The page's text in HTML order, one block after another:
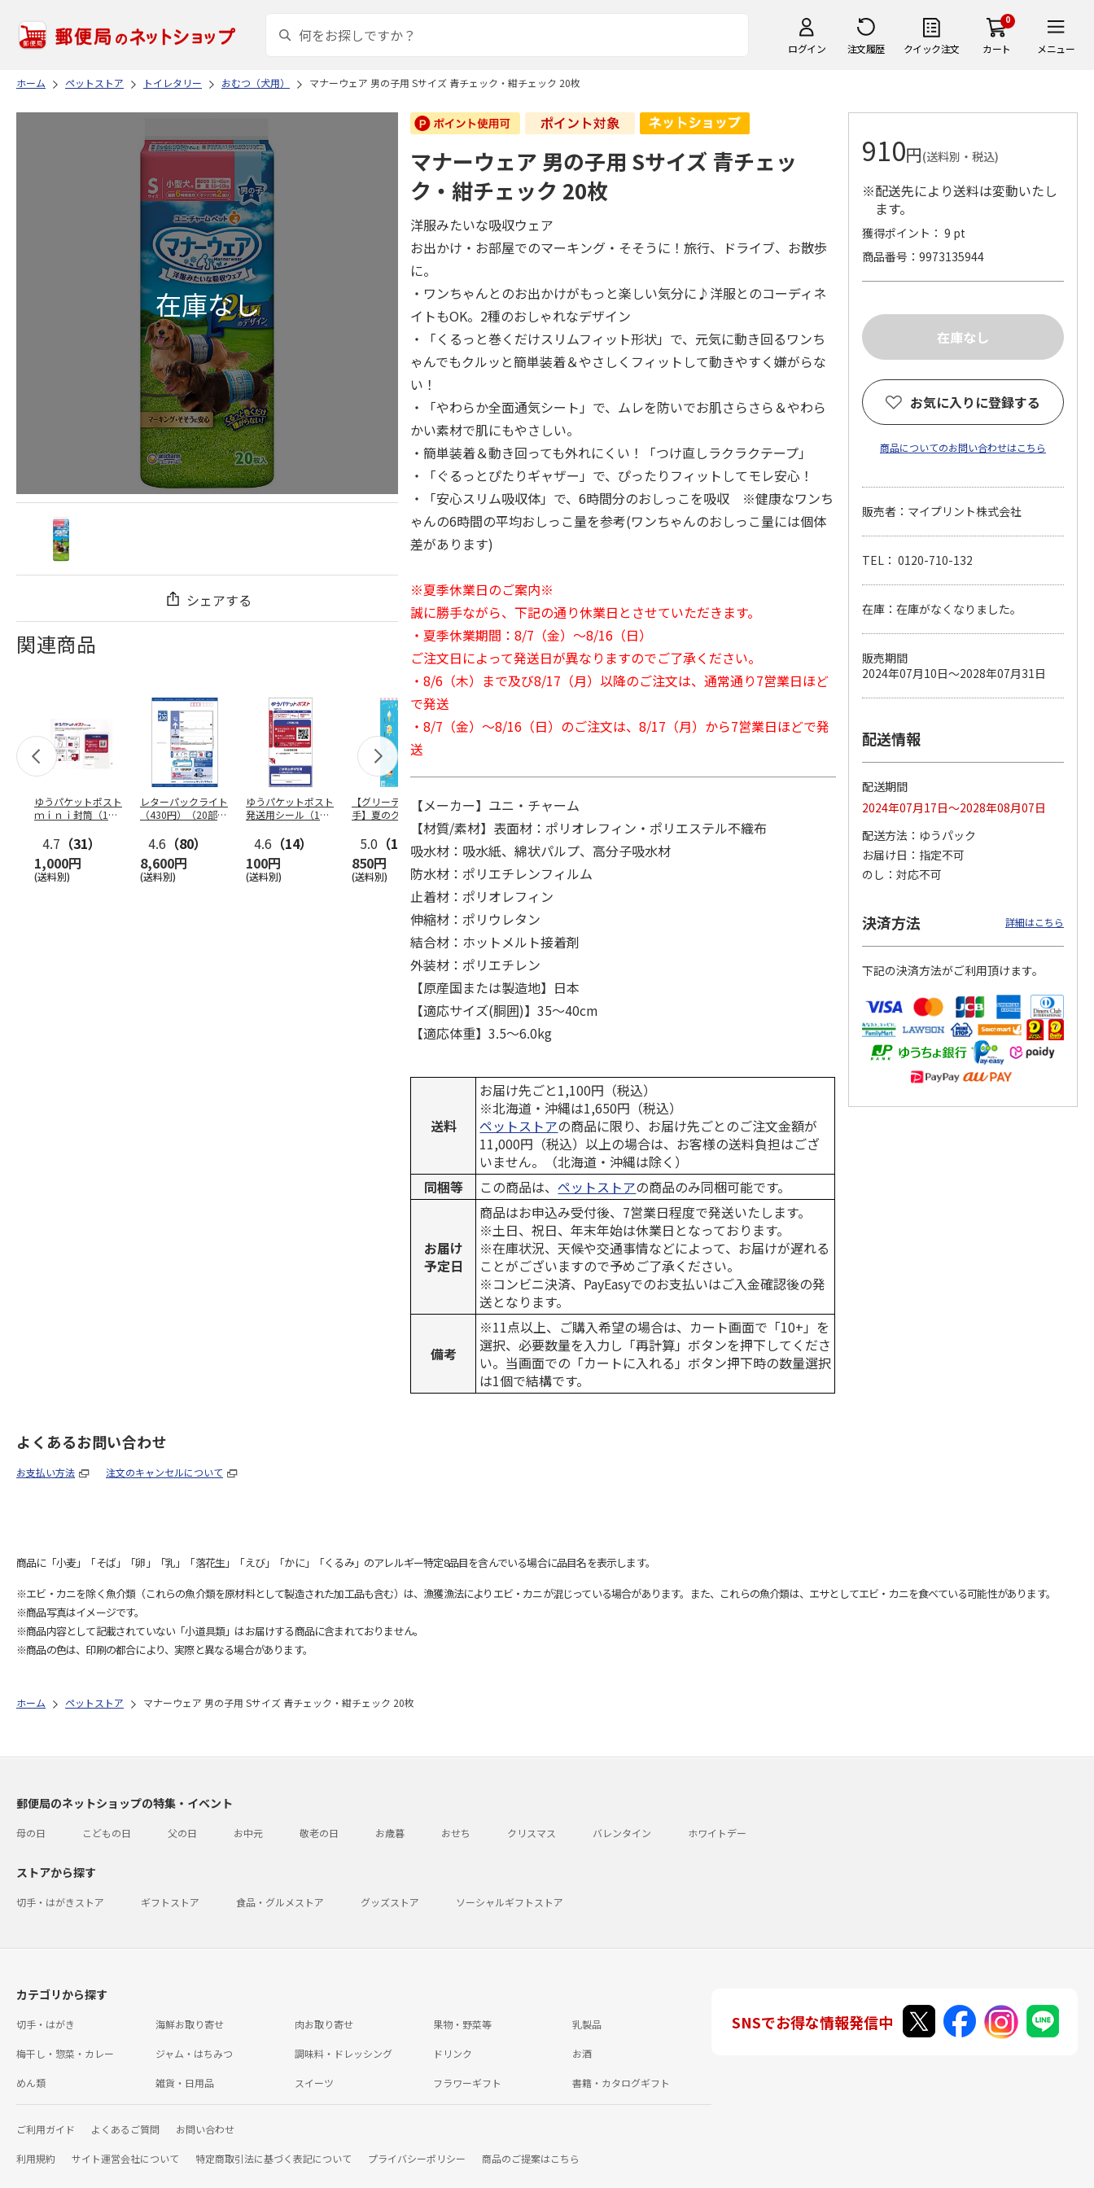
ログイン 注文履歴 クイック注文
0
カート メニュー
ホーム ペットストア トイレタリー おむつ（犬用） マナーウェア 男の子用 Sサイズ 青チェック・紺チェック 20枚
シェアする
関連商品
ゆうパケットポスト
ｍｉｎｉ封筒（1個
4.7 （31）
1,000円
(送料別)
レターパックライト
（430円）（20部セ
4.6 （80）
8,600円
(送料別)
ゆうパケットポスト
発送用シール（1個
4.6 （14）
100円
(送料別)
【グリーティング切
手】夏のグリーティ
5.0 （10）
850円
(送料別)
【グリーティング切
手】夏のグリーティ
ング（110円）
5.0（17）
1,100円
(送料別)
レターパックプラス
（600円）（20部セ
ット）
4.8
（24）
12,000円
(送料別)
【グリーティング切
手】グリーティング
（シンプル）（110
円…
4.8 （11）
5,500円
(送料別)
【のり式】110円普
通切手・千鳥（1シ
マナーウェア 男の子用 Sサイズ 青チェッ
ク・紺チェック 20枚
洋服みたいな吸収ウェア
お出かけ・お部屋でのマーキング・そそうに！旅行、ドライブ、お散歩
に。
・ワンちゃんとのお出かけがもっと楽しい気分に♪洋服とのコーディネ
イトもOK。2種のおしゃれなデザイン
・「くるっと巻くだけスリムフィット形状」で、元気に動き回るワンち
ゃんでもクルッと簡単装着＆やさしくフィットして動きやすく嫌がらな
い！
・「やわらか全面通気シート」で、ムレを防いでお肌さらさら＆やわら
かい素材で肌にもやさしい。
・簡単装着＆動き回っても外れにくい！「つけ直しラクラクテープ」
・「ぐるっとぴたりギャザー」で、ぴったりフィットしてモレ安心！
・「安心スリム吸収体」で、6時間分のおしっこを吸収 ※健康なワンち
ゃんの6時間の平均おしっこ量を参考(ワンちゃんのおしっこ量には個体
差があります)
※夏季休業日のご案内※
誠に勝手ながら、下記の通り休業日とさせていただきます。
・夏季休業期間：8/7（金）～8/16（日）
ご注文日によって発送日が異なりますのでご了承ください。
・8/6（木）まで及び8/17（月）以降のご注文は、通常通り7営業日ほど
で発送
・8/7（金）～8/16（日）のご注文は、8/17（月）から7営業日ほどで発
送
【メーカー】ユニ・チャーム
【材質/素材】表面材：ポリオレフィン・ポリエステル不織布
吸水材：吸水紙、綿状パルプ、高分子吸水材
防水材：ポリエチレンフィルム
止着材：ポリオレフィン
伸縮材：ポリウレタン
結合材：ホットメルト接着剤
外装材：ポリエチレン
【原産国または製造地】日本
【適応サイズ(胴囲)】35～40cm
【適応体重】3.5～6.0kg
送料
お届け先ごと1,100円（税込）
※北海道・沖縄は1,650円（税込）
ペットストアの商品に限り、お届け先ごとのご注文金額が
11,000円（税込）以上の場合は、お客様の送料負担はござ
いません。（北海道・沖縄は除く）
同梱等
この商品は、ペットストアの商品のみ同梱可能です。
お届け
予定日
商品はお申込み受付後、7営業日程度で発送いたします。
※土日、祝日、年末年始は休業日となっております。
※在庫状況、天候や交通事情などによって、お届けが遅れる
ことがございますので予めご了承ください。
※コンビニ決済、PayEasyでのお支払いはご入金確認後の発
送となります。
備考
※11点以上、ご購入希望の場合は、カート画面で「10+」を
選択、必要数量を入力し「再計算」ボタンを押下してくださ
い。当画面での「カートに入れる」ボタン押下時の数量選択
は1個で結構です。
910円(送料別・税込)
※配送先により送料は変動いたし
ます。
獲得ポイント： 9 pt
商品番号
9973135944
お気に入りに登録する
商品についてのお問い合わせはこちら
販売者：マイプリント株式会社
TEL： 0120-710-132
在庫：在庫がなくなりました。
販売期間
2024年07月10日～2028年07月31日
配送情報
配送期間
2024年07月17日～2028年08月07日
配送方法
ゆうパック
お届け日
指定不可
のし
対応不可
決済方法 詳細はこちら
下記の決済方法がご利用頂けます。
よくあるお問い合わせ
お支払い方法 注文のキャンセルについて
商品に「小麦」「そば」「卵」「乳」「落花生」「えび」「かに」「くるみ」のアレルギー特定8品目を含んでいる場合に品目名を表示します。
※エビ・カニを除く魚介類（これらの魚介類を原材料として製造された加工品も含む）は、漁獲漁法によりエビ・カニが混じっている場合があります。また、これらの魚介類は、エサとしてエビ・カニを食べている可能性があります。
※商品写真はイメージです。
※商品内容として記載されていない「小道具類」はお届けする商品に含まれておりません。
※商品の色は、印刷の都合により、実際と異なる場合があります。
ホーム ペットストア マナーウェア 男の子用 Sサイズ 青チェック・紺チェック 20枚
郵便局のネットショップの特集・イベント
母の日 こどもの日 父の日 お中元 敬老の日 お歳暮 おせち クリスマス バレンタイン ホワイトデー
ストアから探す
切手・はがきストア ギフトストア 食品・グルメストア グッズストア ソーシャルギフトストア
カテゴリから探す
切手・はがき 海鮮お取り寄せ 肉お取り寄せ 果物・野菜等 乳製品
梅干し・惣菜・カレー ジャム・はちみつ 調味料・ドレッシング ドリンク お酒
めん類 雑貨・日用品 スイーツ フラワーギフト 書籍・カタログギフト
ご利用ガイド よくあるご質問 お問い合わせ
利用規約 サイト運営会社について 特定商取引法に基づく表記について プライバシーポリシー 商品のご提案はこちら
SNSでお得な情報発信中